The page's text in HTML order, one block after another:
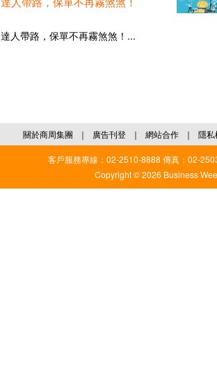
達人帶路，保單不再霧煞煞！...
關於商周集團 ｜ 廣告刊登 ｜ 網站合作 ｜ 隱私
客戶服務專線：02-2510-8888 傳真：02-
Copyright © 2026 Business